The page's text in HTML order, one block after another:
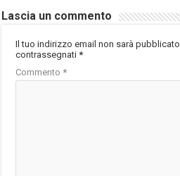
Lascia un commento
Il tuo indirizzo email non sarà pubblicato.
contrassegnati*
Commento*